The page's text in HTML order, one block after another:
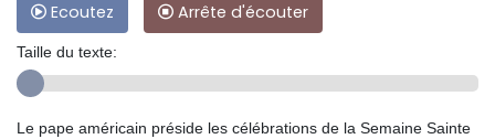
Ecoutez Arrête d'écouter
Taille du texte:
Le pape américain préside les célébrations de la Semaine Sainte